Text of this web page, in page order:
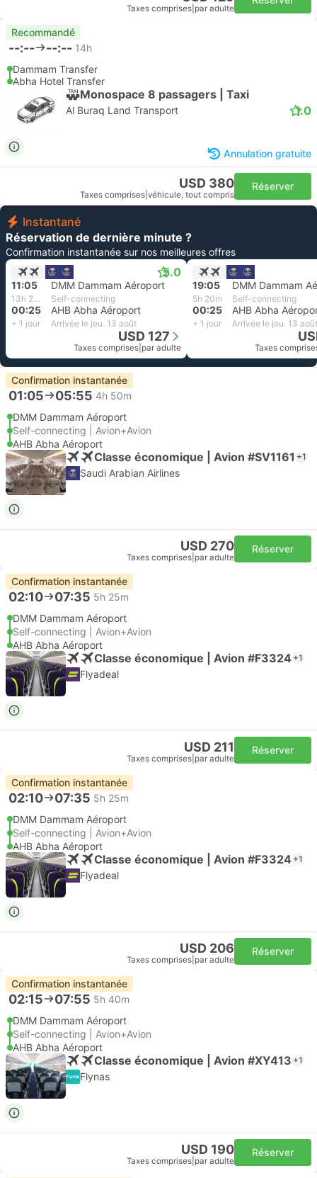
Taxes comprises par adulte
Recommandé
--:-- --:-- 14h
Dammam Transfer
Abha Hotel Transfer
Monospace 8 passagers | Taxi
Al Buraq Land Transport 1.0
Annulation gratuite
USD 380
Taxes comprises véhicule, tout compris
Réserver
Instantané
Réservation de dernière minute ?
Confirmation instantanée sur nos meilleures offres
5.0
11:05 DMM Dammam Aéroport
13h 20m Self-connecting
00:25 AHB Abha Aéroport
+ 1 jour Arrivée le jeu. 13 août
USD 127
Taxes comprises par adulte
19:05 DMM Dammam
5h 20m Self-connecting
00:25 AHB Abha
+ 1 jour Arrivée le jeu. 13 août
Taxes
Confirmation instantanée
01:05 05:55 4h 50m
DMM Dammam Aéroport
Self-connecting | Avion+Avion
AHB Abha Aéroport
Classe économique | Avion #SV1161 +1
Saudi Arabian Airlines
USD 270
Taxes comprises par adulte
Réserver
Confirmation instantanée
02:10 07:35 5h 25m
DMM Dammam Aéroport
Self-connecting | Avion+Avion
AHB Abha Aéroport
Classe économique | Avion #F3324 +1
Flyadeal
USD 211
Taxes comprises par adulte
Réserver
Confirmation instantanée
02:10 07:35 5h 25m
DMM Dammam Aéroport
Self-connecting | Avion+Avion
AHB Abha Aéroport
Classe économique | Avion #F3324 +1
Flyadeal
USD 206
Taxes comprises par adulte
Réserver
Confirmation instantanée
02:15 07:55 5h 40m
DMM Dammam Aéroport
Self-connecting | Avion+Avion
AHB Abha Aéroport
Classe économique | Avion #XY413 +1
Flynas
USD 190
Taxes comprises par adulte
Réserver